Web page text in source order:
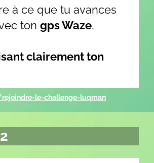
à ce que tu avances
ton gps Waze,
clairement ton
le-challenge-luqman